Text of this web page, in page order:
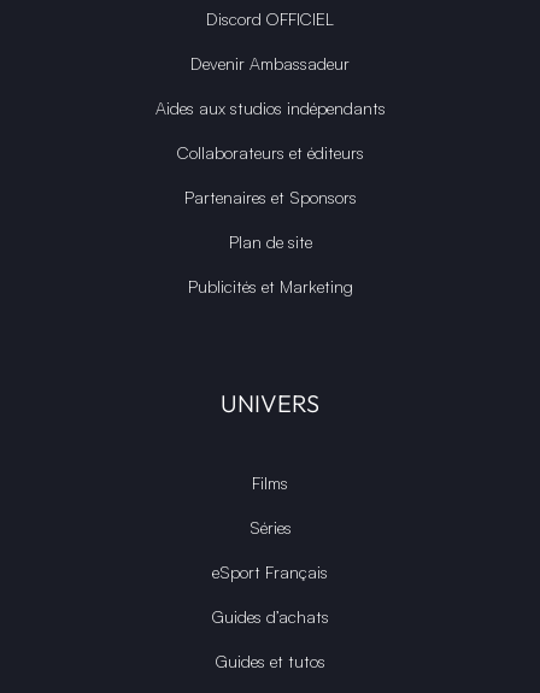
Discord OFFICIEL
Devenir Ambassadeur
Aides aux studios indépendants
Collaborateurs et éditeurs
Partenaires et Sponsors
Plan de site
Publicités et Marketing
UNIVERS
Films
Séries
eSport Français
Guides d’achats
Guides et tutos